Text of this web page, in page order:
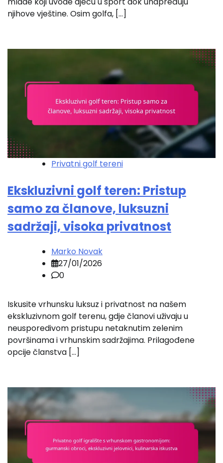
njihove vještine. Osim golfa, […]
Privatni golf tereni
Ekskluzivni golf teren: Pristup
samo za članove, luksuzni
sadržaji, visoka privatnost
Marko Novak
27/01/2026
0
Iskusite vrhunsku luksuz i privatnost na našem
ekskluzivnom golf terenu, gdje članovi uživaju u
neusporedivom pristupu netaknutim zelenim
površinama i vrhunskim sadržajima. Prilagođene
opcije članstva […]